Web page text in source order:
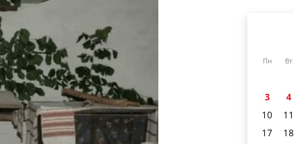
Пн Вт
3
4
10
11
17
18